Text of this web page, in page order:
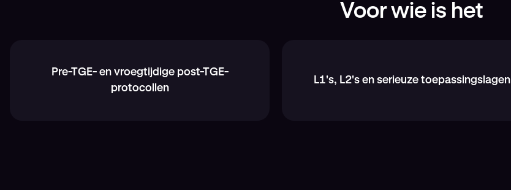
Voor wie is het
Pre-TGE- en vroegtijdige post-TGE-
protocollen
L1's, L2's en serieuze toepassingslagen